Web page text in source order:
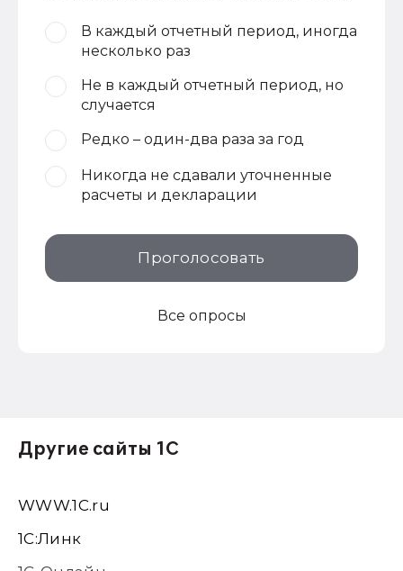
В каждый отчетный период, иногда
несколько раз
Не в каждый отчетный период, но
случается
Редко – один-два раза за год
Никогда не сдавали уточненные
расчеты и декларации
Проголосовать
Все опросы
Другие сайты 1С
WWW.1С.ru
1С:Линк